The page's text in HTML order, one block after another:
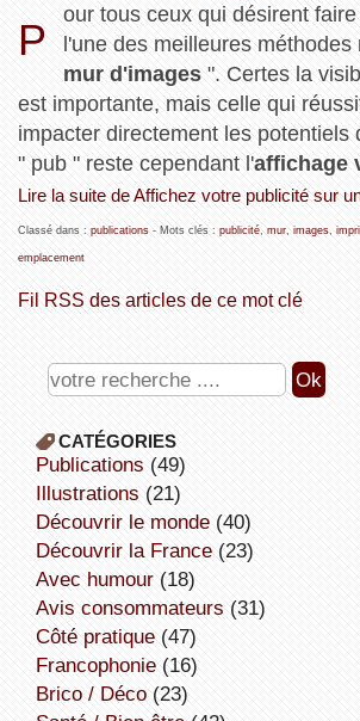
P
our tous ceux qui désirent
l'une des meilleures méthodes
mur d'images ". Certes la
est importante, mais celle qui
impacter directement les potentiels
" pub " reste cependant l'affichage
Lire la suite de Affichez votre publicité sur
Classé dans : publications- Mots clés : publicité, mur, images,
emplacement
Fil RSS des articles de ce mot clé
CATÉGORIES
publications (49)
illustrations (21)
découvrir le monde(40)
découvrir la France(23)
avec humour(18)
avis consommateurs (31)
côté pratique(47)
Francophonie(16)
Brico / Déco(23)